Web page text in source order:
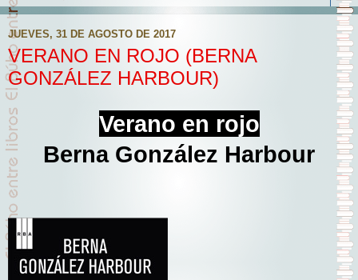
JUEVES, 31 DE AGOSTO DE 2017
VERANO EN ROJO (BERNA
GONZÁLEZ HARBOUR)
Verano en rojo
Berna González Harbour